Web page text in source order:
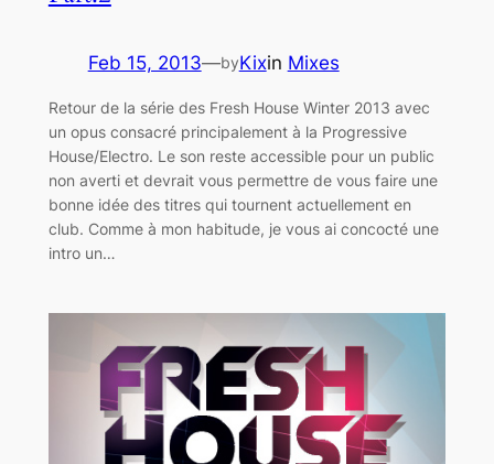
Feb 15, 2013—byKixin Mixes
Retour de la série des Fresh House Winter 2013 avec
un opus consacré principalement à la Progressive
House/Electro. Le son reste accessible pour un public
non averti et devrait vous permettre de vous faire une
bonne idée des titres qui tournent actuellement en
club. Comme à mon habitude, je vous ai concocté une
intro un…